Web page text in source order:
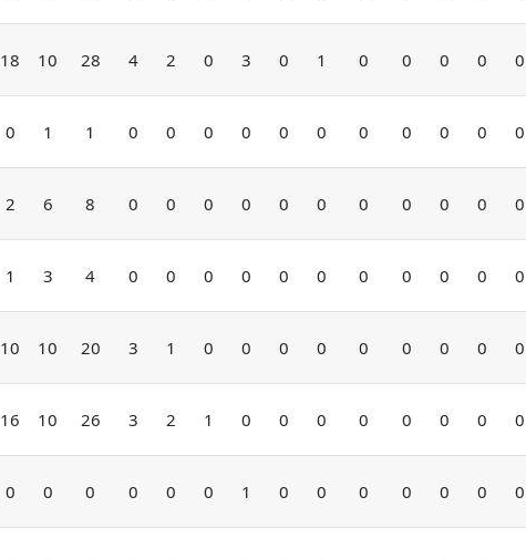
18 10 28 4 2 0 3 0 1 0 0 0 0 0
0 1 1 0 0 0 0 0 0 0 0 0 0 0
2 6 8 0 0 0 0 0 0 0 0 0 0 0
1 3 4 0 0 0 0 0 0 0 0 0 0 0
10 10 20 3 1 0 0 0 0 0 0 0 0 0
16 10 26 3 2 1 0 0 0 0 0 0 0 0
0 0 0 0 0 0 1 0 0 0 0 0 0 0